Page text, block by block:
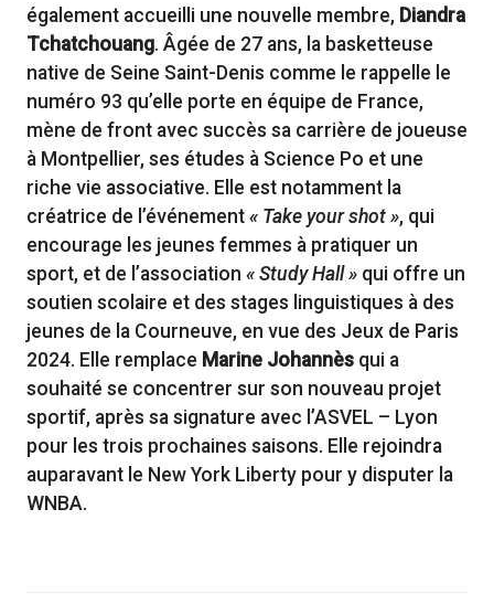
également accueilli une nouvelle membre, Diandra
Tchatchouang. Âgée de 27 ans, la basketteuse
native de Seine Saint-Denis comme le rappelle le
numéro 93 qu’elle porte en équipe de France,
mène de front avec succès sa carrière de joueuse
à Montpellier, ses études à Science Po et une
riche vie associative. Elle est notamment la
créatrice de l’événement « Take your shot », qui
encourage les jeunes femmes à pratiquer un
sport, et de l’association « Study Hall » qui offre un
soutien scolaire et des stages linguistiques à des
jeunes de la Courneuve, en vue des Jeux de Paris
2024. Elle remplace Marine Johannès qui a
souhaité se concentrer sur son nouveau projet
sportif, après sa signature avec l’ASVEL – Lyon
pour les trois prochaines saisons. Elle rejoindra
auparavant le New York Liberty pour y disputer la
WNBA.